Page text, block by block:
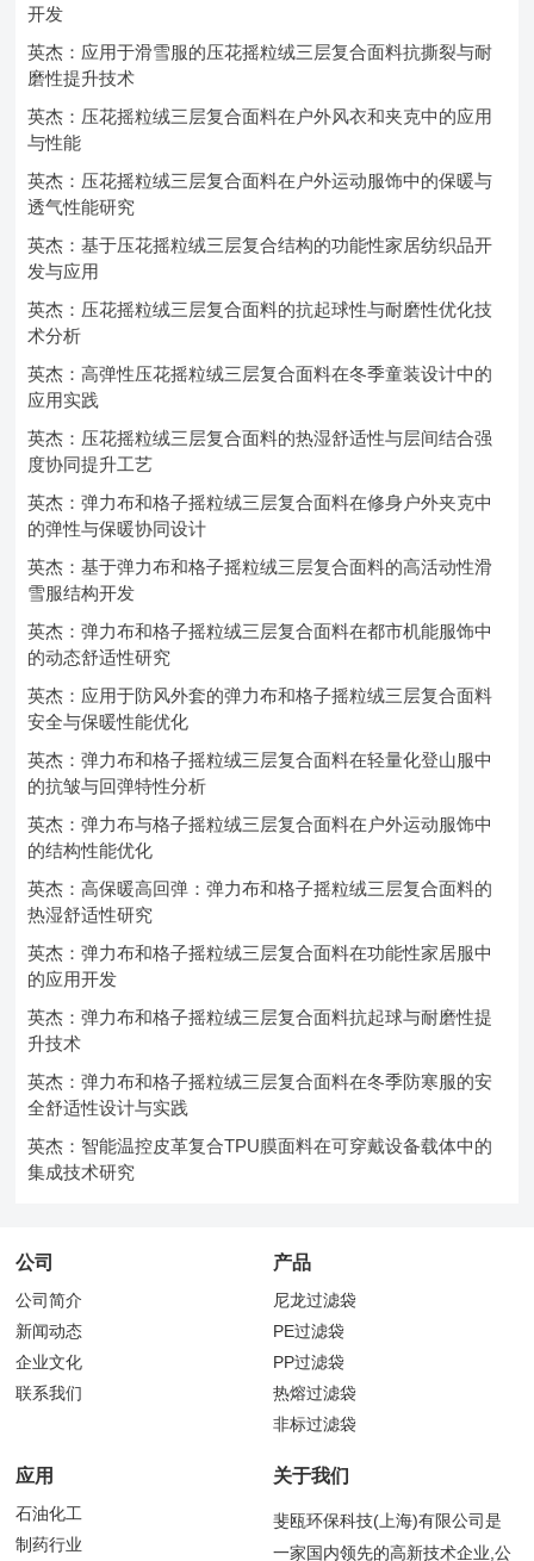
开发
英杰：应用于滑雪服的压花摇粒绒三层复合面料抗撕裂与耐
磨性提升技术
英杰：压花摇粒绒三层复合面料在户外风衣和夹克中的应用
与性能
英杰：压花摇粒绒三层复合面料在户外运动服饰中的保暖与
透气性能研究
英杰：基于压花摇粒绒三层复合结构的功能性家居纺织品开
发与应用
英杰：压花摇粒绒三层复合面料的抗起球性与耐磨性优化技
术分析
英杰：高弹性压花摇粒绒三层复合面料在冬季童装设计中的
应用实践
英杰：压花摇粒绒三层复合面料的热湿舒适性与层间结合强
度协同提升工艺
英杰：弹力布和格子摇粒绒三层复合面料在修身户外夹克中
的弹性与保暖协同设计
英杰：基于弹力布和格子摇粒绒三层复合面料的高活动性滑
雪服结构开发
英杰：弹力布和格子摇粒绒三层复合面料在都市机能服饰中
的动态舒适性研究
英杰：应用于防风外套的弹力布和格子摇粒绒三层复合面料
安全与保暖性能优化
英杰：弹力布和格子摇粒绒三层复合面料在轻量化登山服中
的抗皱与回弹特性分析
英杰：弹力布与格子摇粒绒三层复合面料在户外运动服饰中
的结构性能优化
英杰：高保暖高回弹：弹力布和格子摇粒绒三层复合面料的
热湿舒适性研究
英杰：弹力布和格子摇粒绒三层复合面料在功能性家居服中
的应用开发
英杰：弹力布和格子摇粒绒三层复合面料抗起球与耐磨性提
升技术
英杰：弹力布和格子摇粒绒三层复合面料在冬季防寒服的安
全舒适性设计与实践
英杰：智能温控皮革复合TPU膜面料在可穿戴设备载体中的
集成技术研究
公司
公司简介
新闻动态
企业文化
联系我们
产品
尼龙过滤袋
PE过滤袋
PP过滤袋
热熔过滤袋
非标过滤袋
应用
石油化工
制药行业
关于我们
斐瓯环保科技(上海)有限公司是
一家国内领先的高新技术企业,公